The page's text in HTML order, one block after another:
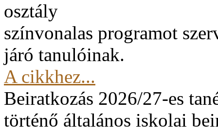
osztály
színvonalas programot
járó tanulóinak.
A cikkhez...
Beiratkozás 2026/27-es
történő általános iskolai